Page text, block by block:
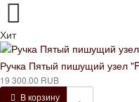
Хит
Ручка Пятый пишущий узел
19 300.00 RUB
В корзину